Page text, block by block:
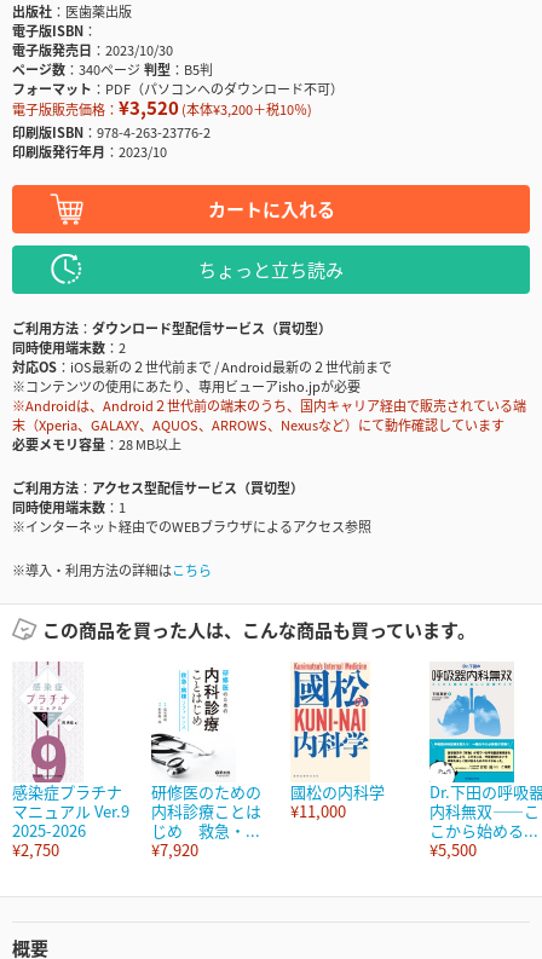
出版社
医歯薬出版
電子版ISBN
電子版発売日
2023/10/30
ページ数
340ページ判型
B5判
フォーマット
PDF（パソコンへのダウンロード不可）
電子版販売価格： ¥3,520(本体¥3,200＋税10％)
印刷版ISBN
978-4-263-23776-2
印刷版発行年月
2023/10
カートに入れる
ちょっと立ち読み
ご利用方法
ダウンロード型配信サービス（買切型）
同時使用端末数
2
対応OS
iOS最新の２世代前まで / Android最新の２世代前まで
※コンテンツの使用にあたり、専用ビューアisho.jpが必要
※Androidは、Android２世代前の端末のうち、国内キャリア経由で販売されている端
末（Xperia、GALAXY、AQUOS、ARROWS、Nexusなど）にて動作確認しています
必要メモリ容量
28 MB以上
ご利用方法
アクセス型配信サービス（買切型）
同時使用端末数
1
※インターネット経由でのWEBブラウザによるアクセス参照
※導入・利用方法の詳細はこちら
この商品を買った人は、こんな商品も買っています。
感染症プラチナ
マニュアル Ver.9
2025-2026
¥2,750
研修医のための
内科診療ことは
じめ 救急・...
¥7,920
國松の内科学
¥11,000
Dr.下田の呼吸
内科無双――こ
こから始める...
¥5,500
概要